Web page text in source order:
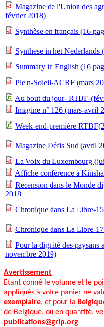
Magazine de l'Union des
février 2018)
Synthèse en français (16
Synthese in het Nederlands
Summary in English (16
Plein-Soleil-ACRF (mars
Au bout du jour- RTBF-
Imagine n° 126 (mars-avril
Week-end-première-
Magazine Défis Sud (avril
La Voix du Luxembourg
Affiche conférence à
Recension dans le Monde
2018
Chronique dans La Libre-
Chronique dans La Libre-
Pour la dignité des
novembre 2019)
Avertissement
Étant donné le volume et le
appliqués à votre panier ne
exemplaire, et pour la
de Belgique, ou en quantité,
publications@grip.org